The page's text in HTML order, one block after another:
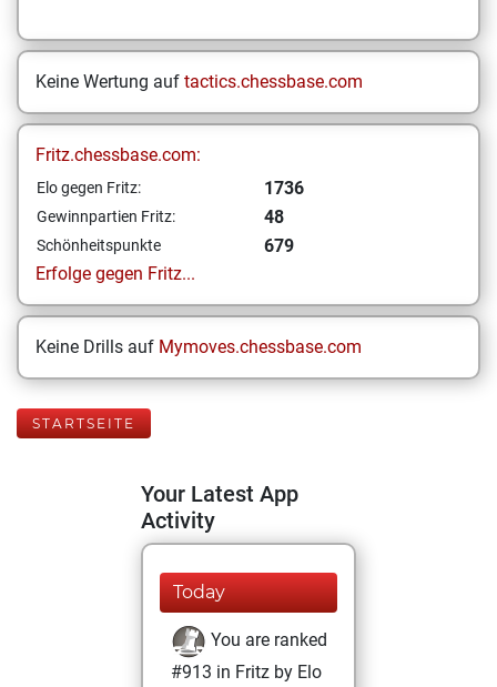
Keine Wertung auf tactics.chessbase.com
Fritz.chessbase.com:
Elo gegen Fritz: 1736
Gewinnpartien Fritz: 48
Schönheitspunkte
679
Erfolge gegen Fritz...
Keine Drills auf Mymoves.chessbase.com
STARTSEITE
Your Latest App
Activity
Today
You are ranked
#913 in Fritz by Elo